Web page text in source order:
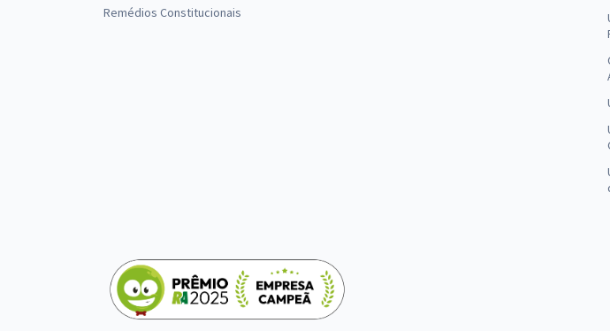
Remédios Constitucionais